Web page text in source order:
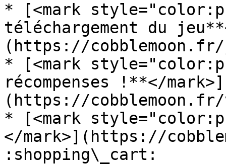
* [<mark
téléchargement du
(https://
* [<mark
récompenses !**</mark>]
(https://
* [<mark
</mark>](https://
:shopping\_cart: